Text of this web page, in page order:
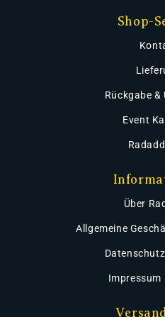
Shop-
Rückgabe &
Event
Über
Allgemeine
Impressum